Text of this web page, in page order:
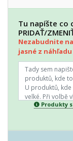
Tu napíšte co
PRIDAŤ/
Nezabudnite
jasné z náhľadu
Produkty